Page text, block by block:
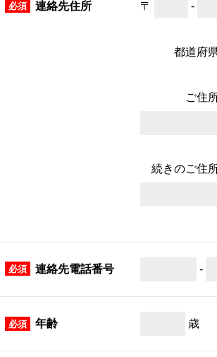
連絡先住所 〒 -
都道府
ご住
続きのご住
連絡先電話番号 -
年齢 歳